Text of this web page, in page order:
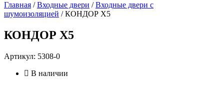
Главная /Входные двери /Входные двери с
шумоизоляцией / КОНДОР X5
КОНДОР X5
Артикул: 5308-0
В наличии